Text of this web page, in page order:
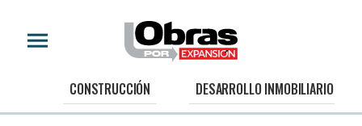
CONSTRUCCIÓN DESARROLLO INMOBILIARIO